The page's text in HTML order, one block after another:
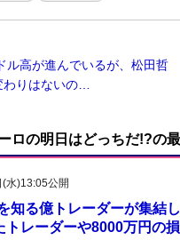
ル高が進んでいるが、松田哲
りはないの…
ロの明日はどっちだ!?の
水)13:05公開
知る億トレーダーが集結
トレーダーや8000万円の